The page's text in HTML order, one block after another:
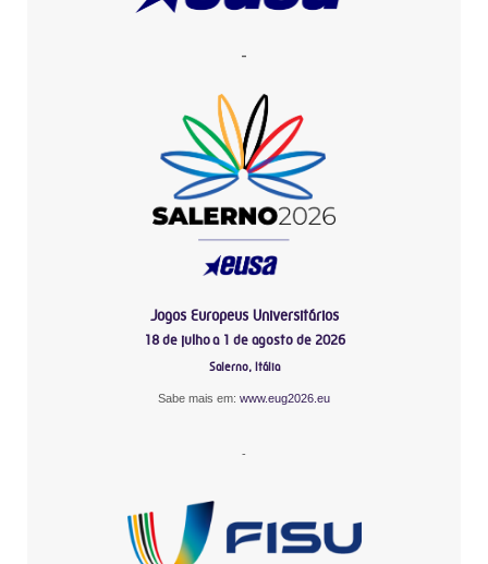
-
Jogos Europeus Universitários
18 de julho a 1 de agosto de 2026
Salerno, Itália
Sabe mais em: www.eug2026.eu
-